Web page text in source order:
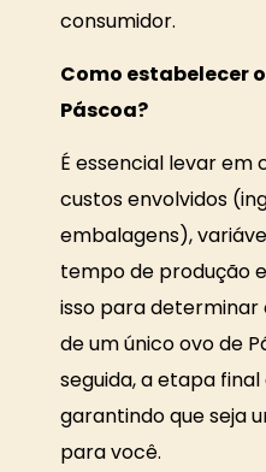
consumidor.
Como estabelecer
Páscoa?
É essencial levar em
custos envolvidos
embalagens),
tempo de produção
isso para
de um único ovo de
seguida, a etapa
garantindo que seja
para você.